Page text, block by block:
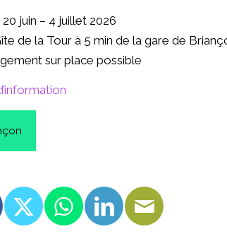
20 juin – 4 juillet 2026
de la Tour à 5 min de la gare de
sur place possible